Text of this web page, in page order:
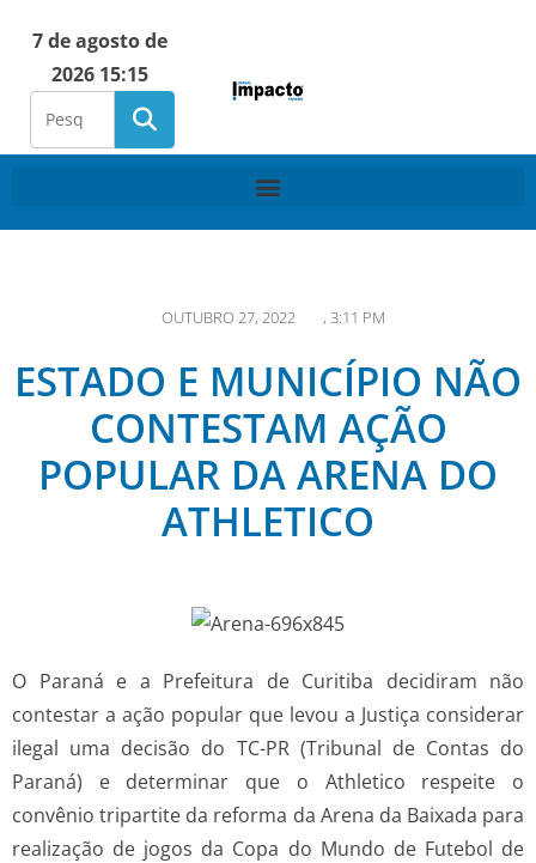
7 de agosto de
2026 15:15
OUTUBRO 27, 2022 , 3:11 PM
ESTADO E MUNICÍPIO NÃO
CONTESTAM AÇÃO
POPULAR DA ARENA DO
ATHLETICO
O Paraná e a Prefeitura de Curitiba decidiram não
contestar a ação popular que levou a Justiça considerar
ilegal uma decisão do TC-PR (Tribunal de Contas do
Paraná) e determinar que o Athletico respeite o
convênio tripartite da reforma da Arena da Baixada para
realização de jogos da Copa do Mundo de Futebol de